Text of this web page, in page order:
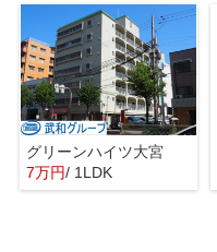
グリーンハイツ大宮
7万円/ 1LDK